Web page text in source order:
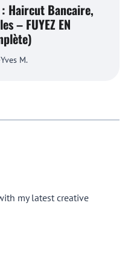
Haircut Bancaire,
– FUYEZ EN
M.
my latest creative